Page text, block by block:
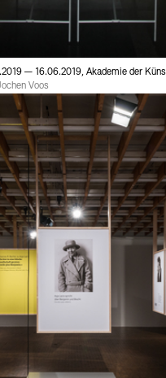
— 16.06.2019, Akademie der
Voos